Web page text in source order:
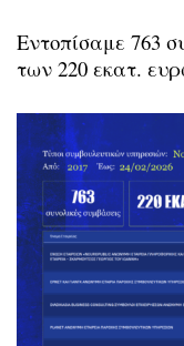
Εντοπίσαμε 763
των 220 εκατ.